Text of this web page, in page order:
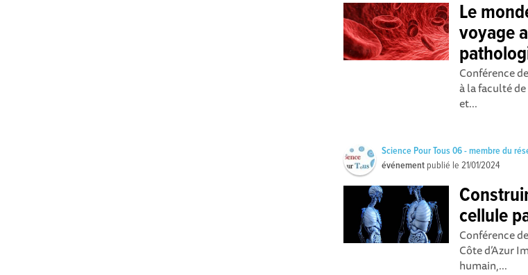
Le
voyage
Conférence
à la faculté
et...
Science Pour Tous 06 - membre du
événement publié le21/01/2024
cellule
Conférence
Côte d’Azur
humain,...